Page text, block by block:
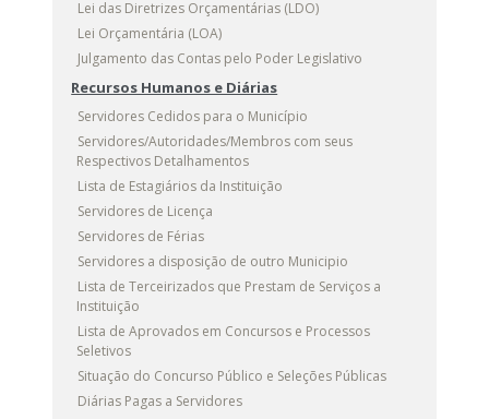
Lei das Diretrizes Orçamentárias (LDO)
Lei Orçamentária (LOA)
Julgamento das Contas pelo Poder Legislativo
Recursos Humanos e Diárias
Servidores Cedidos para o Município
Servidores/Autoridades/Membros com seus
Respectivos Detalhamentos
Lista de Estagiários da Instituição
Servidores de Licença
Servidores de Férias
Servidores a disposição de outro Municipio
Lista de Terceirizados que Prestam de Serviços a
Instituição
Lista de Aprovados em Concursos e Processos
Seletivos
Situação do Concurso Público e Seleções Públicas
Diárias Pagas a Servidores